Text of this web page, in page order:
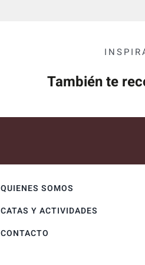
También te
QUIENES SOMOS
CATAS Y ACTIVIDADES
CONTACTO